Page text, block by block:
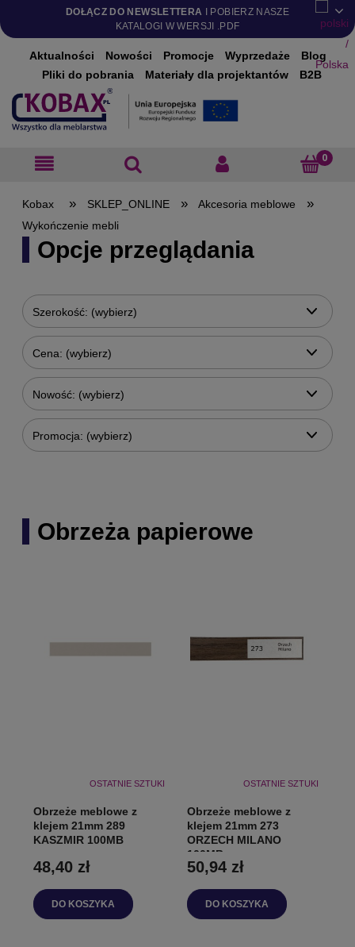
DOŁĄCZ DO NEWSLETTERA I POBIERZ NASZE
KATALOGI W WERSJI .PDF
Aktualności Nowości Promocje Wyprzedaże
Blog
Pliki do pobrania
Materiały dla projektantów B2B
» SKLEP_ONLINE » Akcesoria meblowe »
Wykończenie mebli
Opcje przeglądania
Szerokość: (wybierz)
Cena: (wybierz)
Nowość: (wybierz)
Promocja: (wybierz)
Obrzeża papierowe
OSTATNIE SZTUKI
Obrzeże meblowe z
klejem 21mm 289
KASZMIR 100MB
48,40 zł
DO KOSZYKA
OSTATNIE SZTUKI
Obrzeże meblowe z
klejem 21mm 273
ORZECH MILANO
100MB
50,94 zł
DO KOSZYKA